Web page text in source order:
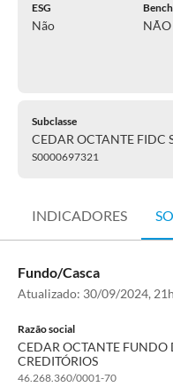
ESG
Não NÃO
Subclasse
CEDAR OCTANTE FIDC
S0000697321
INDICADORES
Fundo/Casca
Atualizado: 30/09/2024,
Razão social
CEDAR OCTANTE FUNDO
CREDITÓRIOS
46.268.360/0001-70